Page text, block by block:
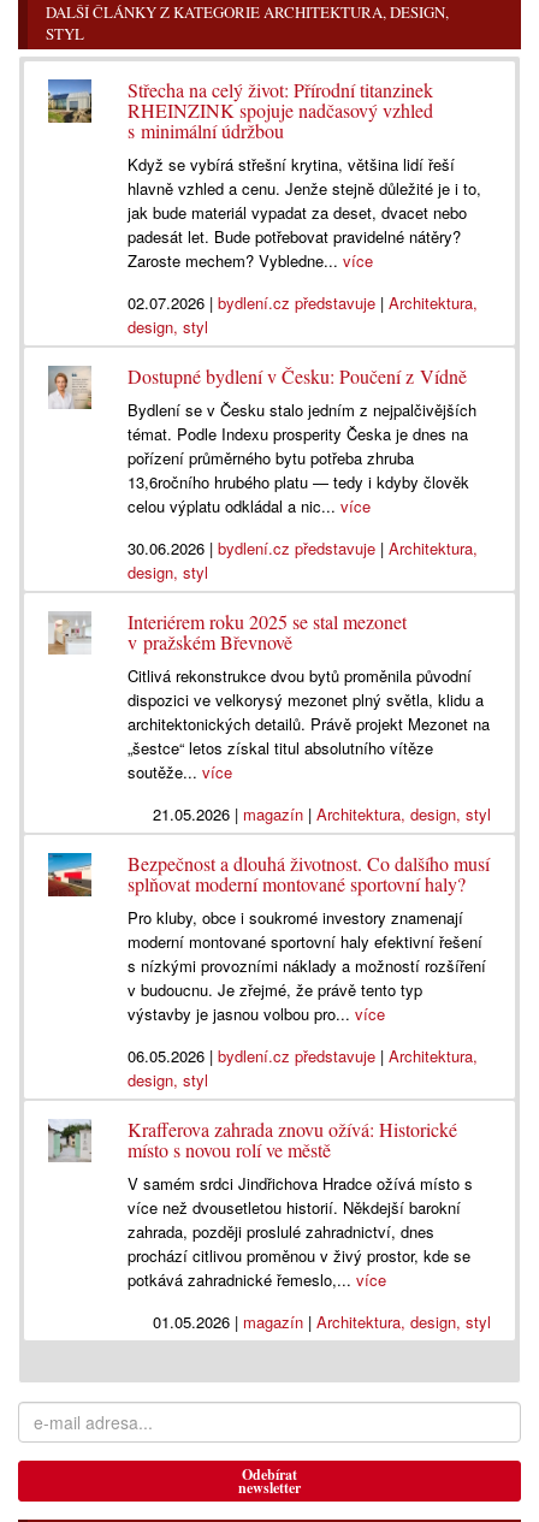
DALŠÍ ČLÁNKY Z KATEGORIE ARCHITEKTURA, DESIGN,
STYL
Střecha na celý život: Přírodní titanzinek
RHEINZINK spojuje nadčasový vzhled
s minimální údržbou
Když se vybírá střešní krytina, většina lidí řeší
hlavně vzhled a cenu. Jenže stejně důležité je i to,
jak bude materiál vypadat za deset, dvacet nebo
padesát let. Bude potřebovat pravidelné nátěry?
Zaroste mechem? Vybledne...více
02.07.2026 |bydlení.cz představuje |Architektura,
design, styl
Dostupné bydlení v Česku: Poučení z Vídně
Bydlení se v Česku stalo jedním z nejpalčivějších
témat. Podle Indexu prosperity Česka je dnes na
pořízení průměrného bytu potřeba zhruba
13,6ročního hrubého platu — tedy i kdyby člověk
celou výplatu odkládal a nic...více
30.06.2026 |bydlení.cz představuje |Architektura,
design, styl
Interiérem roku 2025 se stal mezonet
v pražském Břevnově
Citlivá rekonstrukce dvou bytů proměnila původní
dispozici ve velkorysý mezonet plný světla, klidu a
architektonických detailů. Právě projekt Mezonet na
„šestce“ letos získal titul absolutního vítěze
soutěže...více
21.05.2026| magazín| Architektura, design, styl
Bezpečnost a dlouhá životnost. Co dalšího musí
splňovat moderní montované sportovní haly?
Pro kluby, obce i soukromé investory znamenají
moderní montované sportovní haly efektivní řešení
s nízkými provozními náklady a možností rozšíření
v budoucnu. Je zřejmé, že právě tento typ
výstavby je jasnou volbou pro...více
06.05.2026 |bydlení.cz představuje |Architektura,
design, styl
Krafferova zahrada znovu ožívá: Historické
místo s novou rolí ve městě
V samém srdci Jindřichova Hradce ožívá místo s
více než dvousetletou historií. Někdejší barokní
zahrada, později proslulé zahradnictví, dnes
prochází citlivou proměnou v živý prostor, kde se
potkává zahradnické řemeslo,...více
01.05.2026| magazín| Architektura, design, styl
Odebírat
newsletter